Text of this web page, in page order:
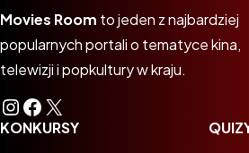
Movies Room to jeden z najbardziej
popularnych portali o tematyce kina,
telewizji i popkultury w kraju.
Instagram
Facebook
X
KONKURSY